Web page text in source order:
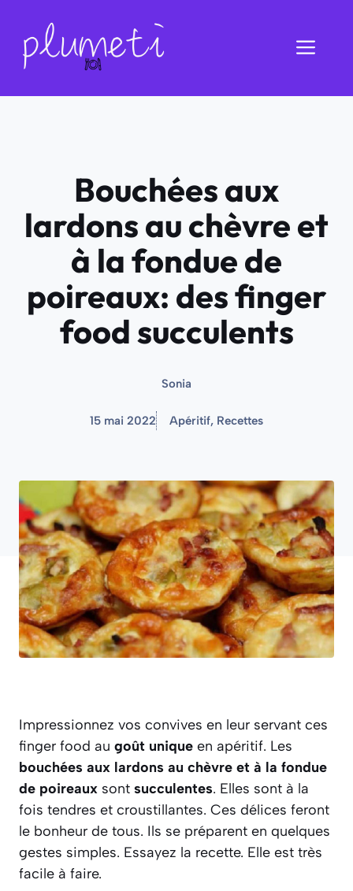
contenu
Bouchées aux
lardons au chèvre et
à la fondue de
poireaux: des finger
food succulents
Sonia
15 mai 2022 Apéritif, Recettes
Impressionnez vos convives en leur servant ces
finger food au goût unique en apéritif. Les
bouchées aux lardons au chèvre et à la fondue
de poireaux sont succulentes. Elles sont à la
fois tendres et croustillantes. Ces délices feront
le bonheur de tous. Ils se préparent en quelques
gestes simples. Essayez la recette. Elle est très
facile à faire.